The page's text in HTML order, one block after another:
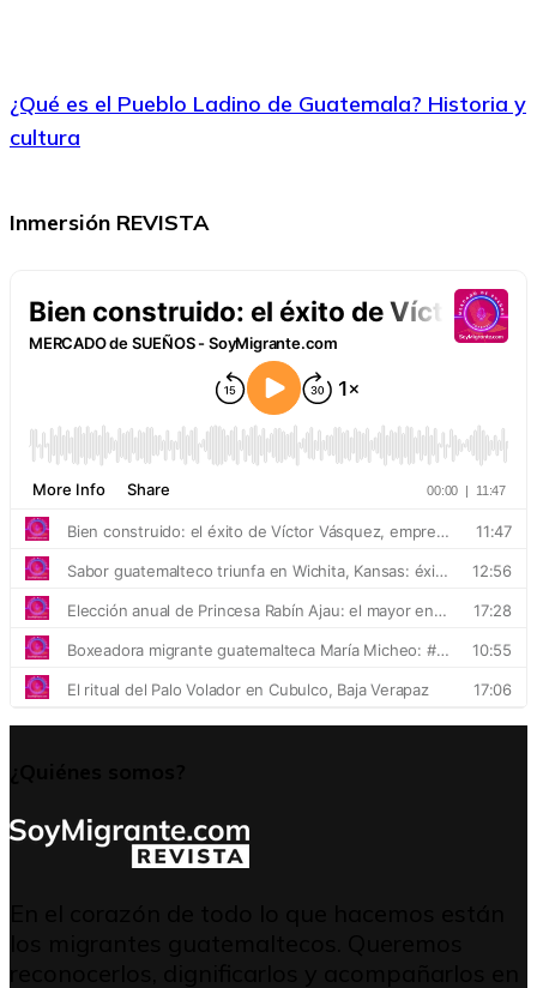
¿Qué es el Pueblo Ladino de Guatemala? Historia y
cultura
Inmersión REVISTA